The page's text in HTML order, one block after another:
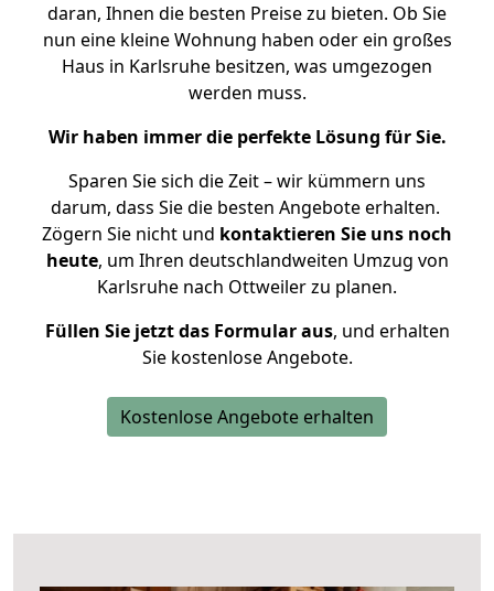
daran, Ihnen die besten Preise zu bieten. Ob Sie
nun eine kleine Wohnung haben oder ein großes
Haus in Karlsruhe besitzen, was umgezogen
werden muss.
Wir haben immer die perfekte Lösung für Sie.
Sparen Sie sich die Zeit – wir kümmern uns
darum, dass Sie die besten Angebote erhalten.
Zögern Sie nicht und kontaktieren Sie uns noch
heute, um Ihren deutschlandweiten Umzug von
Karlsruhe nach Ottweiler zu planen.
Füllen Sie jetzt das Formular aus, und erhalten
Sie kostenlose Angebote.
Kostenlose Angebote erhalten